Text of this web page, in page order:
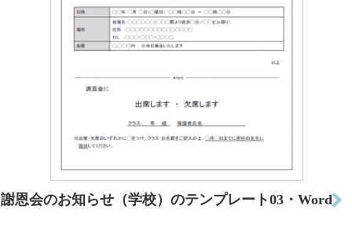
謝恩会のお知らせ（学校）のテンプレート03・Word